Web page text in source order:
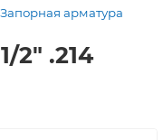
Запорная арматура
2" .214